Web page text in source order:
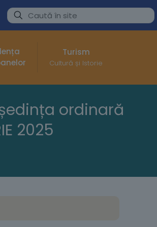
Turism
Cultură și Istorie
ordinară
2025